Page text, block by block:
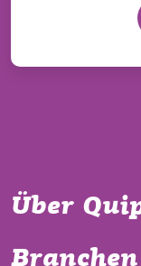
Über
Branchen